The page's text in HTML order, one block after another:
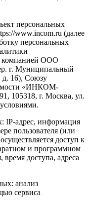
персональных
www.incom.ru (далее
персональных
компанией ООО
г. Муниципальный
д. 16), Союзу
«ИНКОМ-
г. Москва, ул.
IP-адрес, информация
пользователя (или
доступ к
и программном
время доступа, адреса
анализ
сервиса